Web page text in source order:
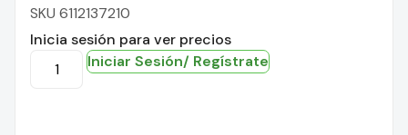
SKU 6112137210
Inicia sesión para ver precios
Iniciar Sesión/ Regístrate